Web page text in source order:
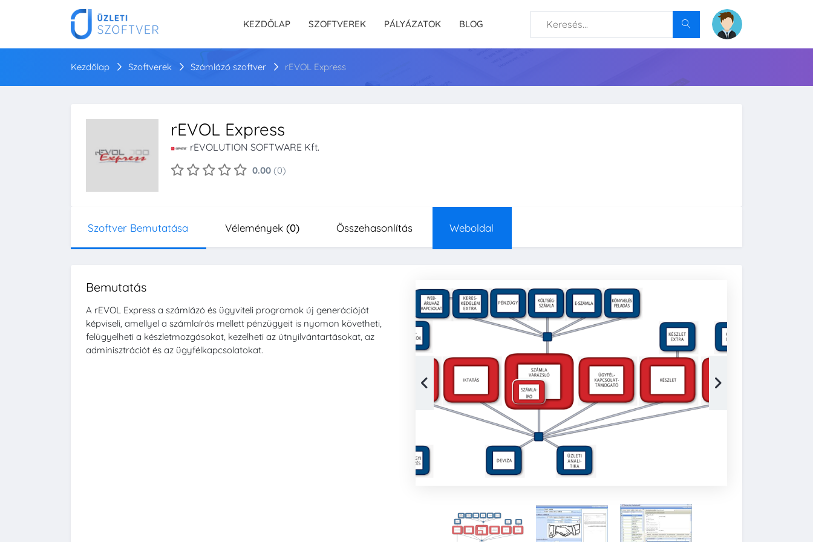
KEZDŐLAP SZOFTVEREK PÁLYÁZATOK BLOG
Kezdőlap Szoftverek Számlázó szoftver rEVOL Express
rEVOL Express
rEVOLUTION SOFTWARE Kft.
0.00 (0)
Szoftver Bemutatása Vélemények (0) Összehasonlítás Weboldal
Bemutatás
A rEVOL Express a számlázó és ügyviteli programok új generációját
képviseli, amellyel a számlaírás mellett pénzügyeit is nyomon követheti,
felügyelheti a készletmozgásokat, kezelheti az útnyilvántartásokat, az
adminisztrációt és az ügyfélkapcsolatokat.